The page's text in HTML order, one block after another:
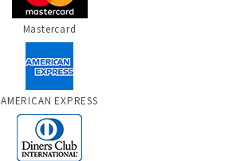
Mastercard
AMERICAN EXPRESS